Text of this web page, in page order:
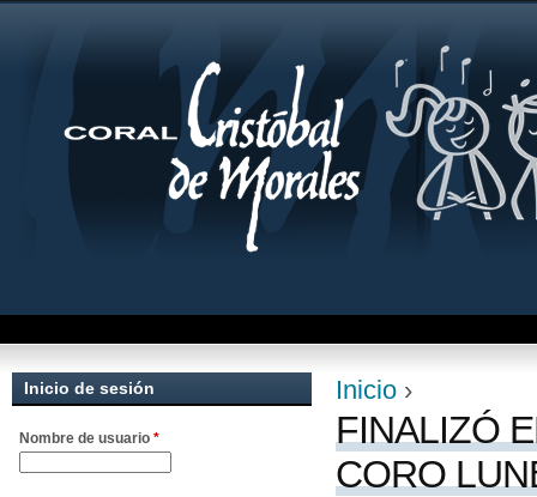
Se encuentra
Inicio ›
FINALIZÓ
CORO
Inicio de sesión
Nombre de usuario *